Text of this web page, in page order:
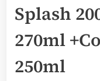
Splash
270ml
250ml